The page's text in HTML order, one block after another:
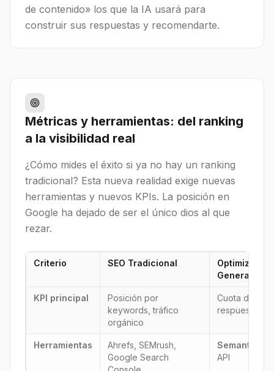
de contenido» los que la IA usará para
construir sus respuestas y recomendarte.
Métricas y herramientas: del ranking
a la visibilidad real
¿Cómo mides el éxito si ya no hay un ranking
tradicional? Esta nueva realidad exige nuevas
herramientas y nuevos KPIs. La posición en
Google ha dejado de ser el único dios al que
rezar.
Criterio SEO Tradicional
Generativos
KPI principal
Posición por
keywords, tráfico
orgánico
Cuota de
respuestas
Herramientas
Ahrefs, SEMrush,
Google Search
Semantica AI
API